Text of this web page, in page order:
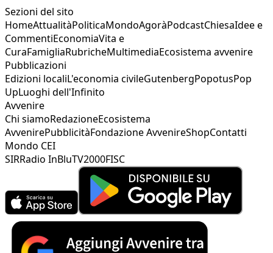
Sezioni del sito
HomeAttualitàPoliticaMondoAgoràPodcastChiesaIdee e
CommentiEconomiaVita e
CuraFamigliaRubricheMultimediaEcosistema avvenire
Pubblicazioni
Edizioni localiL'economia civileGutenbergPopotusPop
UpLuoghi dell'Infinito
Avvenire
Chi siamoRedazioneEcosistema
AvvenirePubblicitàFondazione AvvenireShopContatti
Mondo CEI
SIRRadio InBluTV2000FISC